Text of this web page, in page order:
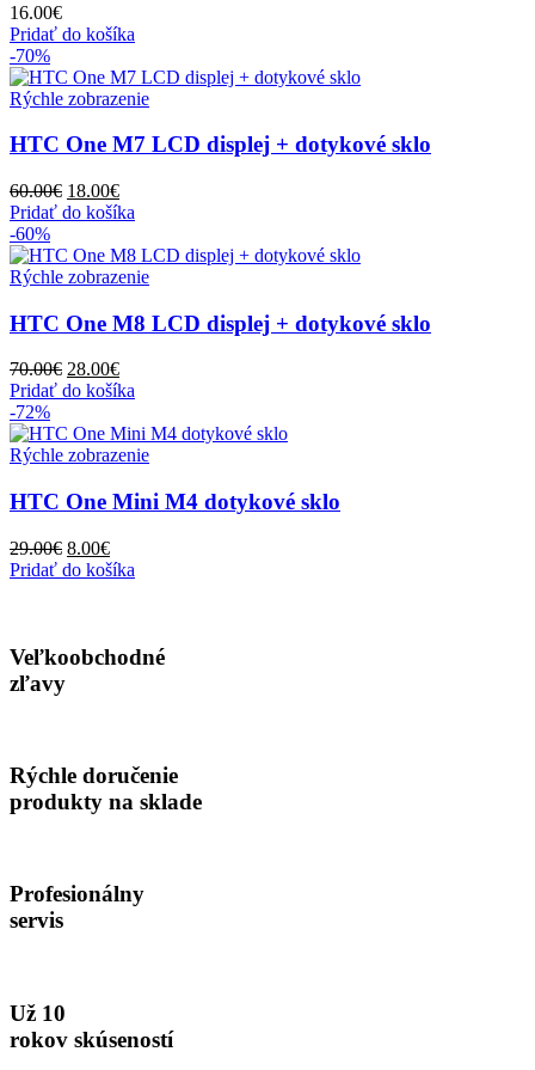
16.00€
Pridať do košíka
-70%
Rýchle zobrazenie
HTC One M7 LCD displej + dotykové sklo
60.00€ Pôvodná
cena
60.00€.
18.00€Aktuálna
cena
18.00€.
Pridať do košíka
-60%
Rýchle zobrazenie
HTC One M8 LCD displej + dotykové sklo
70.00€ Pôvodná
cena
70.00€.
28.00€Aktuálna
cena
28.00€.
Pridať do košíka
-72%
Rýchle zobrazenie
HTC One Mini M4 dotykové sklo
29.00€ Pôvodná
cena
8.00€Aktuálna
cena
Pridať do košíka
Veľkoobchodné
zľavy
Rýchle doručenie
produkty na sklade
Profesionálny
servis
Už 10
rokov skúseností